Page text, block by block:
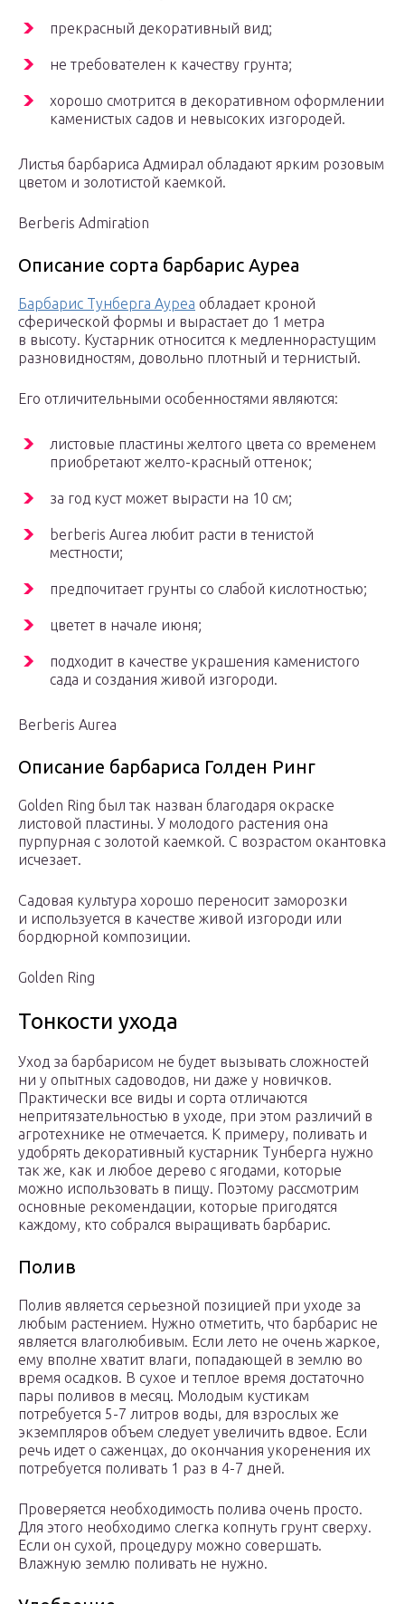
прекрасный декоративный вид;
не требователен к качеству грунта;
хорошо смотрится в декоративном оформлении
каменистых садов и невысоких изгородей.
Листья барбариса Адмирал обладают ярким розовым
цветом и золотистой каемкой.
Berberis Admiration
Описание сорта барбарис Ауреа
Барбарис Тунберга Ауреа обладает кроной
сферической формы и вырастает до 1 метра
в высоту. Кустарник относится к медленнорастущим
разновидностям, довольно плотный и тернистый.
Его отличительными особенностями являются:
листовые пластины желтого цвета со временем
приобретают желто-красный оттенок;
за год куст может вырасти на 10 см;
berberis Aurea любит расти в тенистой
местности;
предпочитает грунты со слабой кислотностью;
цветет в начале июня;
подходит в качестве украшения каменистого
сада и создания живой изгороди.
Berberis Aurea
Описание барбариса Голден Ринг
Golden Ring был так назван благодаря окраске
листовой пластины. У молодого растения она
пурпурная с золотой каемкой. С возрастом окантовка
исчезает.
Садовая культура хорошо переносит заморозки
и используется в качестве живой изгороди или
бордюрной композиции.
Golden Ring
Тонкости ухода
Уход за барбарисом не будет вызывать сложностей
ни у опытных садоводов, ни даже у новичков.
Практически все виды и сорта отличаются
непритязательностью в уходе, при этом различий в
агротехнике не отмечается. К примеру, поливать и
удобрять декоративный кустарник Тунберга нужно
так же, как и любое дерево с ягодами, которые
можно использовать в пищу. Поэтому рассмотрим
основные рекомендации, которые пригодятся
каждому, кто собрался выращивать барбарис.
Полив
Полив является серьезной позицией при уходе за
любым растением. Нужно отметить, что барбарис не
является влаголюбивым. Если лето не очень жаркое,
ему вполне хватит влаги, попадающей в землю во
время осадков. В сухое и теплое время достаточно
пары поливов в месяц. Молодым кустикам
потребуется 5-7 литров воды, для взрослых же
экземпляров объем следует увеличить вдвое. Если
речь идет о саженцах, до окончания укоренения их
потребуется поливать 1 раз в 4-7 дней.
Проверяется необходимость полива очень просто.
Для этого необходимо слегка копнуть грунт сверху.
Если он сухой, процедуру можно совершать.
Влажную землю поливать не нужно.